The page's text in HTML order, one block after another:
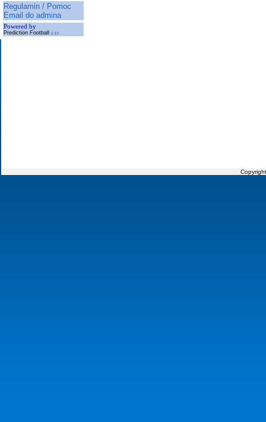
Regulamin / Pomoc
Email do admina
Powered by
Prediction Football 1.11